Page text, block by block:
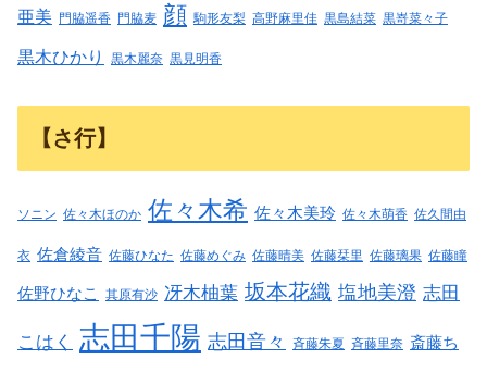
亜美 門脇遥香 門脇麦 顔 駒形友梨 高野麻里佳 黒島結菜 黒嵜菜々子
黒木ひかり 黒木麗奈 黒見明香
【さ行】
ソニン 佐々木ほのか 佐々木希 佐々木美玲 佐々木萌香 佐久間由
衣 佐倉綾音 佐藤ひなた 佐藤めぐみ 佐藤晴美 佐藤栞里 佐藤璃果 佐藤瞳
佐野ひなこ 其原有沙 冴木柚葉 坂本花織 塩地美澄 志田
こはく 志田千陽 志田音々 斉藤朱夏 斉藤里奈 斎藤ち